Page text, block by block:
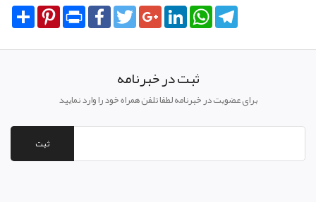
Share PinterestPrint FacebookTwitterGoogle+LinkedInWhatsApp
ثبت در خبرنامه
برای عضویت در خبرنامه لطفا تلفن همراه خود را وارد نمایید
ثبت